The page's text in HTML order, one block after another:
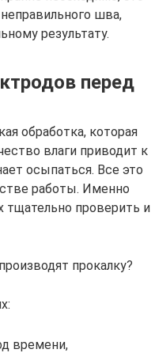
шва,
результату.
перед
обработка, которая
влаги приводит к
осыпаться. Все это
работы. Именно
тщательно проверить и
прокалку?
времени,